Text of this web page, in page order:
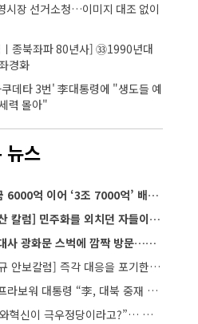
시장 선거소청…이미지 대조 없이
종북좌파 80년사] ㉝1990년대
경화
데타 3번' 李대통령에 "생도들 예
력 몰아"
뉴스
과징금 6000억 이어 ‘3조 7000억’ 배상 폭탄… 쿠팡 때리기에 한미 통상 ‘초비상’
[김태산 칼럼] 민주화를 외치던 자들이 대한민국의 적이고 간첩이었다
스틸 대사 광화문 스벅에 깜짝 방문…메시지?
[박필규 안보칼럼] 즉각 대응을 포기한 군(軍)은 생존할 수 없다
인니 프라보워 대통령 “李, 대북 중재 요청했다”
“자유와혁신이 극우정당이라고?”… 민경욱, 중앙일보 직격